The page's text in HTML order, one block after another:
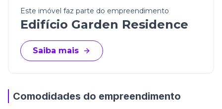
Este imóvel faz parte do empreendimento
Edifício Garden Residence
Saiba mais
Comodidades do empreendimento